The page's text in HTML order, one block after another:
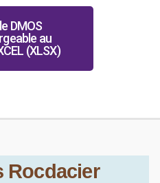
DMOS
au
(XLSX)
Rocdacier